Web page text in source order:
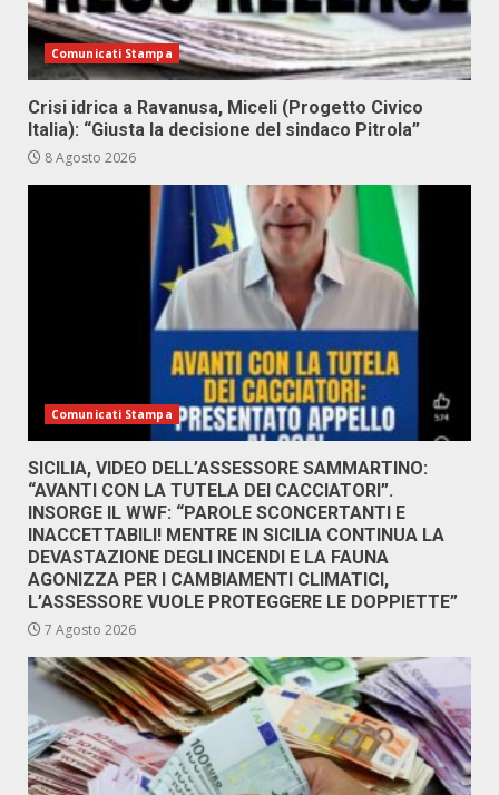
Comunicati Stampa
Crisi idrica a Ravanusa, Miceli (Progetto Civico
Italia): “Giusta la decisione del sindaco Pitrola”
8 Agosto 2026
Comunicati Stampa
SICILIA, VIDEO DELL’ASSESSORE SAMMARTINO:
“AVANTI CON LA TUTELA DEI CACCIATORI”.
INSORGE IL WWF: “PAROLE SCONCERTANTI E
INACCETTABILI! MENTRE IN SICILIA CONTINUA LA
DEVASTAZIONE DEGLI INCENDI E LA FAUNA
AGONIZZA PER I CAMBIAMENTI CLIMATICI,
L’ASSESSORE VUOLE PROTEGGERE LE DOPPIETTE”
7 Agosto 2026